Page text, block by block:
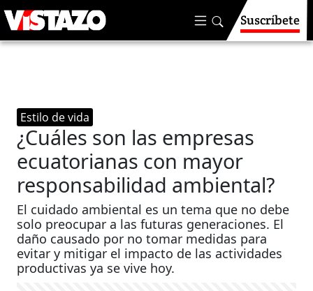
Suscríbete
Estilo de vida
¿Cuáles son las empresas
ecuatorianas con mayor
responsabilidad ambiental?
El cuidado ambiental es un tema que no debe
solo preocupar a las futuras generaciones. El
daño causado por no tomar medidas para
evitar y mitigar el impacto de las actividades
productivas ya se vive hoy.